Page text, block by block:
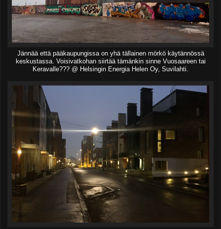
Jännää että pääkaupungissa on yhä tällainen mörkö käytännössä
keskustassa. Voisivatkohan siirtää tämänkin sinne Vuosaareen tai
Keravalle??? @ Helsingin Energia Helen Oy, Suvilahti.